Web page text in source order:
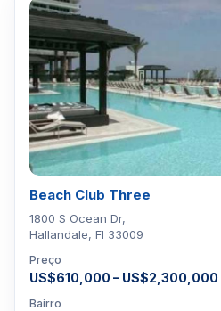
Beach Club Three
1800 S Ocean Dr,
Hallandale, Fl 33009
Preço
US$610,000 – US$2,300,000
Bairro